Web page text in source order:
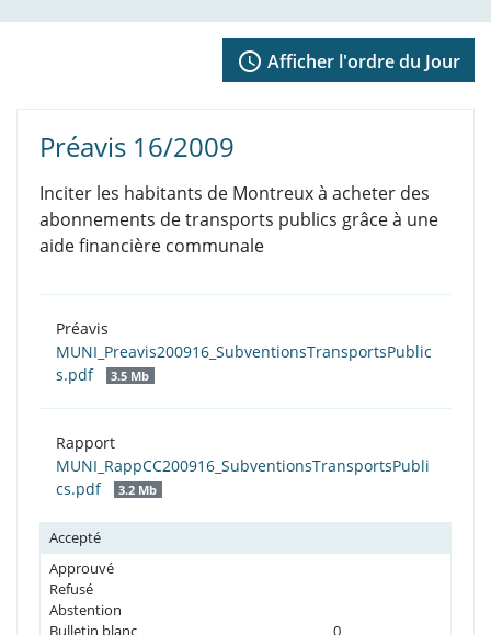
access_time Afficher l'ordre du Jour
Préavis 16/2009
Inciter les habitants de Montreux à acheter des
abonnements de transports publics grâce à une
aide financière communale
Préavis
MUNI_Preavis200916_SubventionsTransportsPublic
s.pdf
3.5 Mb
Rapport
MUNI_RappCC200916_SubventionsTransportsPubli
cs.pdf
3.2 Mb
Accepté
Approuvé
Refusé
Abstention
Bulletin blanc
0